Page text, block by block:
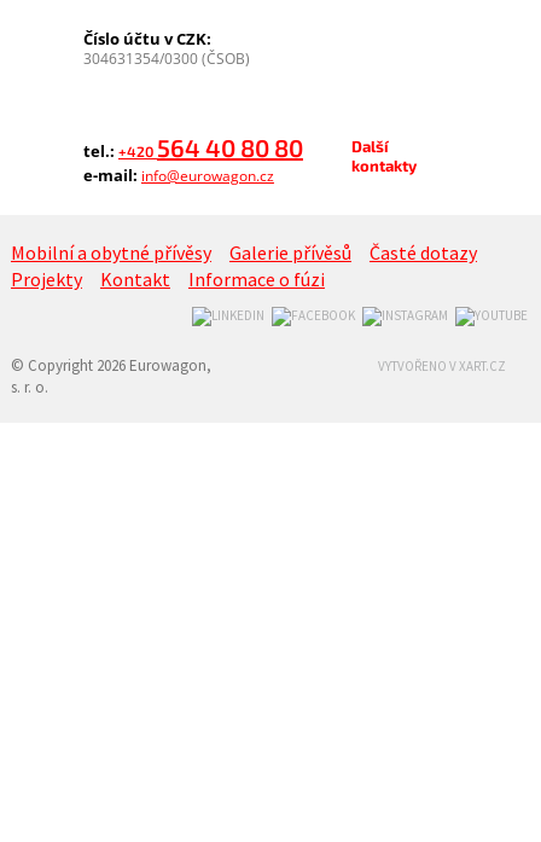
Číslo účtu v CZK:
304631354/0300 (ČSOB)
tel.: +420 564 40 80 80
e-mail: info@eurowagon.cz
Další
kontakty
Mobilní a obytné přívěsy Galerie přívěsů
Časté dotazy
Projekty
Kontakt Informace o fúzi
© Copyright 2026 Eurowagon,
s. r. o.
VYTVOŘENO V XART.CZ